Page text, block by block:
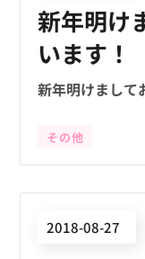
新年明け
います！
新年明けまして
その他
2018-08-27